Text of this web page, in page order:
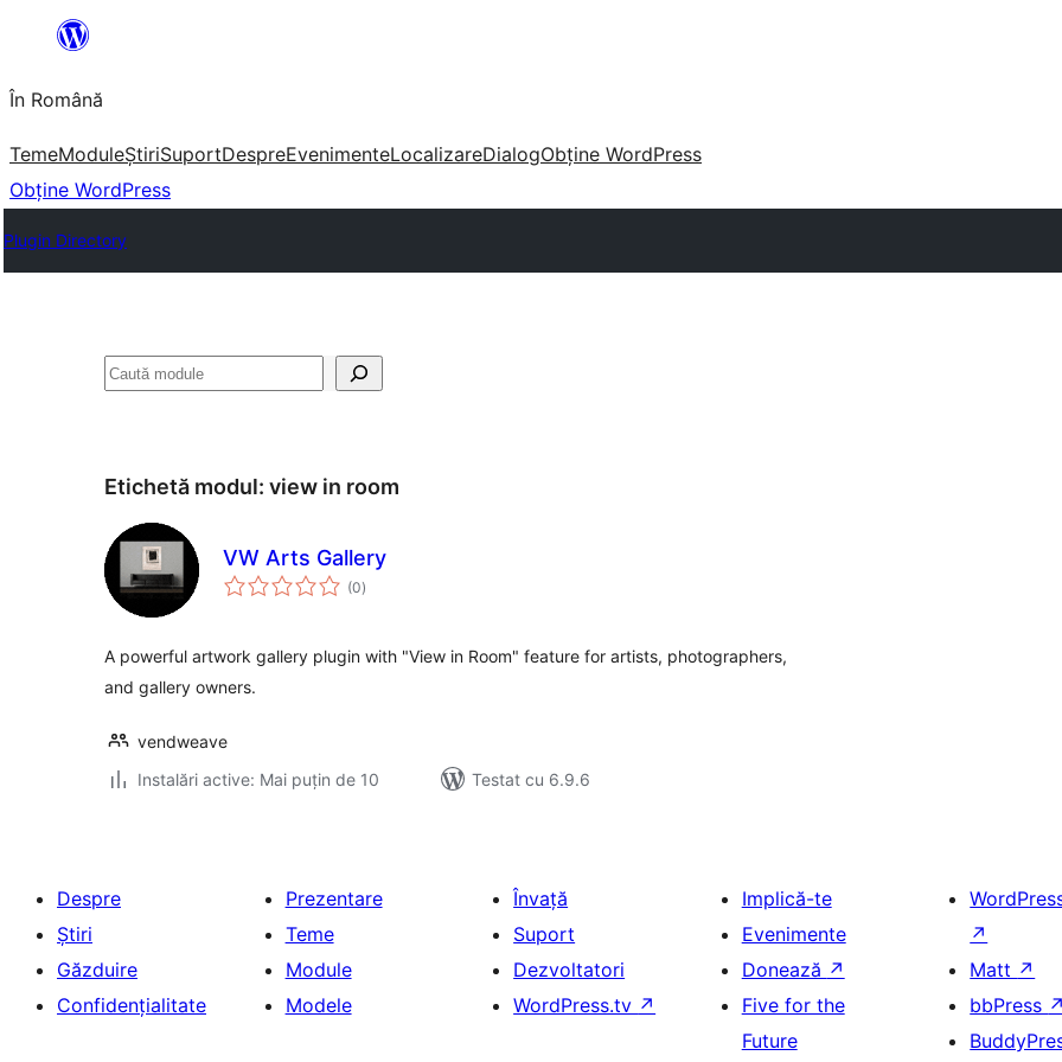
conținut
În Română
TemeModuleȘtiriSuportDespreEvenimenteLocalizareDialogObține WordPress
Obține WordPress
Plugin Directory
Caută
Etichetă modul: view in room
VW Arts Gallery
(0total
aprecieri
)
A powerful artwork gallery plugin with "View in Room" feature for artists, photographers,
and gallery owners.
vendweave
Instalări active: Mai puțin de 10
Testat cu 6.9.6
Despre
Știri
Găzduire
Confidențialitate
Prezentare
Teme
Module
Modele
Învață
Suport
Dezvoltatori
WordPress.tv ↗
Implică-te
Evenimente
Donează ↗
Five for the
Future
↗
Matt ↗
bbPress ↗